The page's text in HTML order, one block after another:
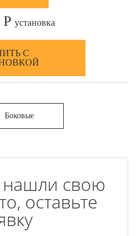
Р установка
С
Боковые
нашли свою
оставьте